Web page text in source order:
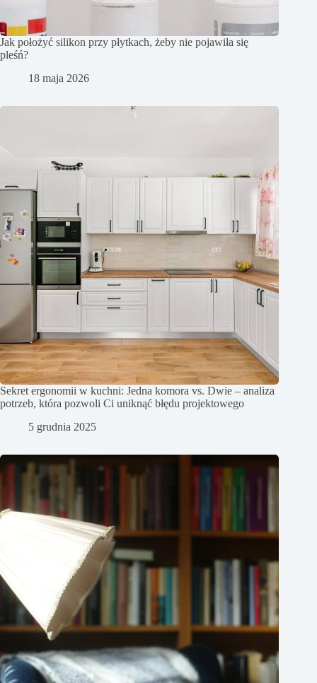
Jak położyć silikon przy płytkach, żeby nie pojawiła się
pleśń?
18 maja 2026
Sekret ergonomii w kuchni: Jedna komora vs. Dwie – analiza
potrzeb, która pozwoli Ci uniknąć błędu projektowego
5 grudnia 2025